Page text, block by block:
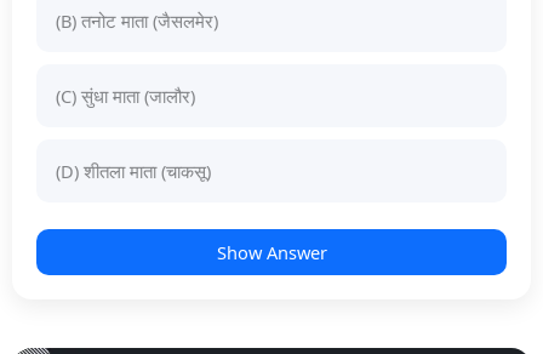
(B) तनोट माता (जैसलमेर)
(C) सुंधा माता (जालौर)
(D) शीतला माता (चाकसू)
Show Answer